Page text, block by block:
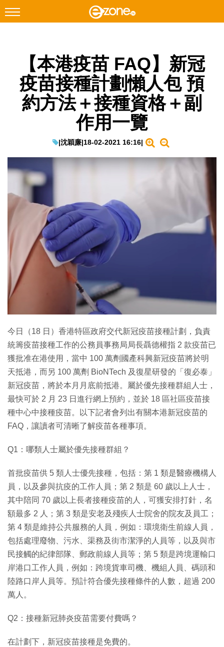
Facebook Instagram
科技焦點
網絡生活
EduTech
生成式AI與雲端應用
Enterprise Digital Transformation
特集
【本港疫苗 FAQ】新冠
疫苗接種計劃懶人包 預
約方法＋接種資格＋副
作用一覽
|沈穎廉|18-02-2021 16:16|
今日（18 日）香港特區政府交代新冠疫苗接種計劃，負責
統籌疫苗接種工作的公務員事務局局長聶德權指 2 款疫苗已
獲批准在港使用，當中 100 萬劑國產科興新冠疫苗將於明
天抵港，而另 100 萬劑 BioNTech 及復星研發的「復必泰」
新冠疫苗，將於本月月底前抵港。屬於優先接種群組人士，
最快可於 2 月 23 日進行網上預約，並於 18 區社區疫苗接
種中心中接種疫苗。以下記者會列出有關本港新冠疫苗的
FAQ，讓讀者可清晰了解疫苗各種事項。
Q1：哪類人士屬於優先接種群組？
首批疫苗供 5 類人士優先接種，包括：第 1 類是醫療機構人
員，以及參與抗疫的工作人員；第 2 類是 60 歲以上人士，
其中陪同 70 歲以上長者接種疫苗的人，可獲安排打針，名
額最多 2 人；第 3 類是安老及殘疾人士院舍的院友及員工；
第 4 類是維持公共服務的人員，例如：環境衛生前線人員，
包括處理廢物、污水、渠務及街市潔淨的人員等，以及與市
民接觸的紀律部隊、郵政前線人員等；第 5 類是跨境運輸口
岸港口工作人員，例如：跨境貨車司機、機組人員、碼頭和
陸路口岸人員等。預計符合優先接種條件的人數，超過 200
萬人。
Q2：接種新冠肺炎疫苗需要付費嗎？
在計劃下，新冠疫苗接種是免費的。